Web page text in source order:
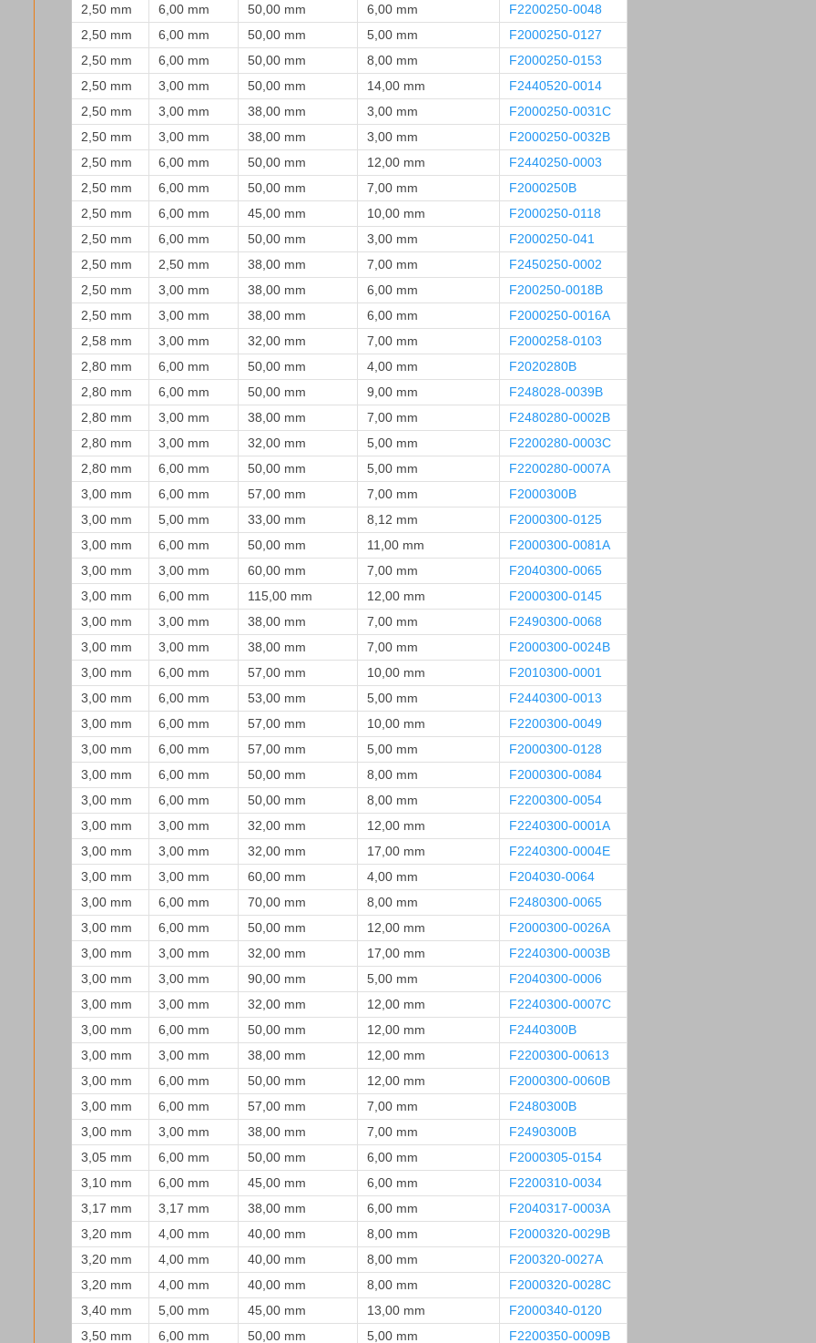
2,50 mm
6,00 mm 50,00 mm 6,00 mm
F2200250-0048
2,50 mm
6,00 mm 50,00 mm 5,00 mm
F2000250-0127
2,50 mm
6,00 mm 50,00 mm 8,00 mm
F2000250-0153
2,50 mm
3,00 mm 50,00 mm 14,00 mm
F2440520-0014
2,50 mm
3,00 mm 38,00 mm 3,00 mm
F2000250-0031C
2,50 mm
3,00 mm 38,00 mm 3,00 mm
F2000250-0032B
2,50 mm
6,00 mm 50,00 mm 12,00 mm
F2440250-0003
2,50 mm
6,00 mm 50,00 mm 7,00 mm
F2000250B
2,50 mm
6,00 mm 45,00 mm 10,00 mm
F2000250-0118
2,50 mm
6,00 mm 50,00 mm 3,00 mm
F2000250-041
2,50 mm
2,50 mm 38,00 mm 7,00 mm
F2450250-0002
2,50 mm
3,00 mm 38,00 mm 6,00 mm
F200250-0018B
2,50 mm
3,00 mm 38,00 mm 6,00 mm
F2000250-0016A
2,58 mm
3,00 mm 32,00 mm 7,00 mm
F2000258-0103
2,80 mm
6,00 mm 50,00 mm 4,00 mm
F2020280B
2,80 mm
6,00 mm 50,00 mm 9,00 mm
F248028-0039B
2,80 mm
3,00 mm 38,00 mm 7,00 mm
F2480280-0002B
2,80 mm
3,00 mm 32,00 mm 5,00 mm
F2200280-0003C
2,80 mm
6,00 mm 50,00 mm 5,00 mm
F2200280-0007A
3,00 mm
6,00 mm 57,00 mm 7,00 mm
F2000300B
3,00 mm
5,00 mm 33,00 mm 8,12 mm
F2000300-0125
3,00 mm
6,00 mm 50,00 mm 11,00 mm
F2000300-0081A
3,00 mm
3,00 mm 60,00 mm 7,00 mm
F2040300-0065
3,00 mm
6,00 mm 115,00 mm 12,00 mm
F2000300-0145
3,00 mm
3,00 mm 38,00 mm 7,00 mm
F2490300-0068
3,00 mm
3,00 mm 38,00 mm 7,00 mm
F2000300-0024B
3,00 mm
6,00 mm 57,00 mm 10,00 mm
F2010300-0001
3,00 mm
6,00 mm 53,00 mm 5,00 mm
F2440300-0013
3,00 mm
6,00 mm 57,00 mm 10,00 mm
F2200300-0049
3,00 mm
6,00 mm 57,00 mm 5,00 mm
F2000300-0128
3,00 mm
6,00 mm 50,00 mm 8,00 mm
F2000300-0084
3,00 mm
6,00 mm 50,00 mm 8,00 mm
F2200300-0054
3,00 mm
3,00 mm 32,00 mm 12,00 mm
F2240300-0001A
3,00 mm
3,00 mm 32,00 mm 17,00 mm
F2240300-0004E
3,00 mm
3,00 mm 60,00 mm 4,00 mm
F204030-0064
3,00 mm
6,00 mm 70,00 mm 8,00 mm
F2480300-0065
3,00 mm
6,00 mm 50,00 mm 12,00 mm
F2000300-0026A
3,00 mm
3,00 mm 32,00 mm 17,00 mm
F2240300-0003B
3,00 mm
3,00 mm 90,00 mm 5,00 mm
F2040300-0006
3,00 mm
3,00 mm 32,00 mm 12,00 mm
F2240300-0007C
3,00 mm
6,00 mm 50,00 mm 12,00 mm
F2440300B
3,00 mm
3,00 mm 38,00 mm 12,00 mm
F2200300-00613
3,00 mm
6,00 mm 50,00 mm 12,00 mm
F2000300-0060B
3,00 mm
6,00 mm 57,00 mm 7,00 mm
F2480300B
3,00 mm
3,00 mm 38,00 mm 7,00 mm
F2490300B
3,05 mm
6,00 mm 50,00 mm 6,00 mm
F2000305-0154
3,10 mm
6,00 mm 45,00 mm 6,00 mm
F2200310-0034
3,17 mm
3,17 mm 38,00 mm 6,00 mm
F2040317-0003A
3,20 mm
4,00 mm 40,00 mm 8,00 mm
F2000320-0029B
3,20 mm
4,00 mm 40,00 mm 8,00 mm
F200320-0027A
3,20 mm
4,00 mm 40,00 mm 8,00 mm
F2000320-0028C
3,40 mm
5,00 mm 45,00 mm 13,00 mm
F2000340-0120
3,50 mm
6,00 mm 50,00 mm 5,00 mm F2200350-0009B